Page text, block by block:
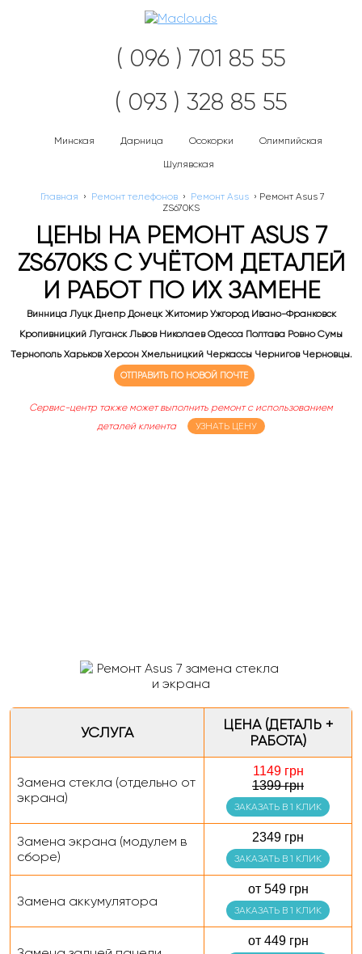
( 096 ) 701 85 55
( 093 ) 328 85 55
Минская Дарница Осокорки Олимпийская
Шулявская
Главная › Ремонт телефонов › Ремонт Asus › Ремонт Asus 7
ZS670KS
ЦЕНЫ НА РЕМОНТ ASUS 7
ZS670KS С УЧЁТОМ ДЕТАЛЕЙ
И РАБОТ ПО ИХ ЗАМЕНЕ
Винница Луцк Днепр Донецк Житомир Ужгород Ивано-Франковск
Кропивницкий Луганск Львов Николаев Одесса Полтава Ровно Сумы
Тернополь Харьков Херсон Хмельницкий Черкассы Чернигов Черновцы.
ОТПРАВИТЬ ПО НОВОЙ ПОЧТЕ
Сервис-центр также может выполнить ремонт с использованием
деталей клиента
УЗНАТЬ ЦЕНУ
УСЛУГА
ЦЕНА (ДЕТАЛЬ +
РАБОТА)
Замена стекла (отдельно от
экрана)
1149 грн
1399 грн
ЗАКАЗАТЬ В 1 КЛИК
Замена экрана (модулем в
сборе)
2349 грн
ЗАКАЗАТЬ В 1 КЛИК
Замена аккумулятора
от 549 грн
ЗАКАЗАТЬ В 1 КЛИК
от 449 грн